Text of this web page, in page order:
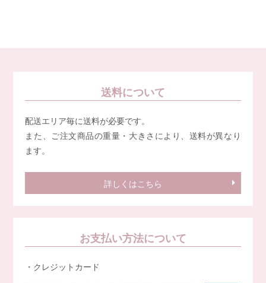
送料について
配送エリア毎に送料が必要です。
また、ご注文商品の重量・大きさにより、送料が異なり
ます。
詳しくはこちら
お支払い方法について
・クレジットカード